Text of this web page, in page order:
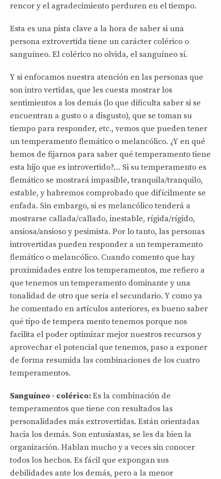
rencor y el agradecimiento perduren en el tiempo.
Esta es una pista clave a la hora de saber si una
persona extrovertida tiene un carácter colérico o
sanguíneo. El colérico no olvida, el sanguíneo sí.
Y si enfocamos nuestra atención en las personas que
son intro vertidas, que les cuesta mostrar los
sentimientos a los demás (lo que dificulta saber si se
encuentran a gusto o a disgusto), que se toman su
tiempo para responder, etc., vemos que pueden tener
un temperamento flemático o melancólico. ¿Y en qué
hemos de fijarnos para saber qué temperamento tiene
esta hijo que es introvertido?… Si su temperamento es
flemático se mostrará impasible, tranquila/tranquilo,
estable, y habremos comprobado que difícilmente se
enfada. Sin embargo, si es melancólico tenderá a
mostrarse callada/callado, inestable, rígida/rígido,
ansiosa/ansioso y pesimista. Por lo tanto, las personas
introvertidas pueden responder a un temperamento
flemático o melancólico. Cuando comento que hay
proximidades entre los temperamentos, me refiero a
que tenemos un temperamento dominante y una
tonalidad de otro que sería el secundario. Y como ya
he comentado en artículos anteriores, es bueno saber
qué tipo de tempera mento tenemos porque nos
facilita el poder optimizar mejor nuestros recursos y
aprovechar el potencial que tenemos, paso a exponer
de forma resumida las combinaciones de los cuatro
temperamentos.
Sanguíneo - colérico: Es la combinación de
temperamentos que tiene con resultados las
personalidades más extrovertidas. Están orientadas
hacia los demás. Son entusiastas, se les da bien la
organización. Hablan mucho y a veces sin conocer
todos los hechos. Es fácil que expongan sus
debilidades ante los demás, pero a la menor